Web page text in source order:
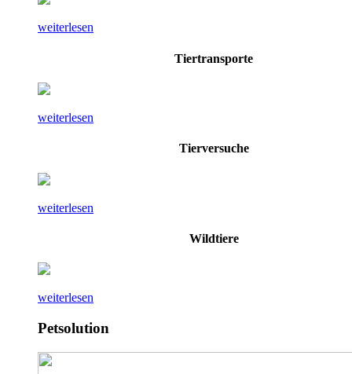
weiterlesen
Tiertransporte
weiterlesen
Tierversuche
weiterlesen
Wildtiere
weiterlesen
Petsolution